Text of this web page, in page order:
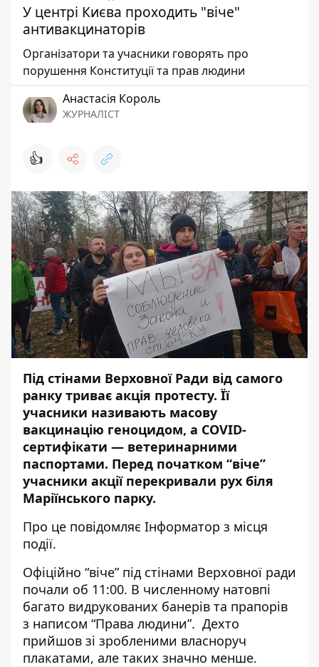
У центрі Києва проходить "віче"
антивакцинаторів
Організатори та учасники говорять про
порушення Конституції та прав людини
Анастасія Король
ЖУРНАЛІСТ
👍
Під стінами Верховної Ради від самого
ранку триває акція протесту. Її
учасники називають масову
вакцинацію геноцидом, а COVID-
сертифікати — ветеринарними
паспортами. Перед початком “віче”
учасники акції перекривали рух біля
Маріїнського парку.
Про це повідомляє Інформатор з місця
події.
Офіційно “віче” під стінами Верховної ради
почали об 11:00. В численному натовпі
багато видрукованих банерів та прапорів
з написом “Права людини”. Дехто
прийшов зі зробленими власноруч
плакатами, але таких значно менше.